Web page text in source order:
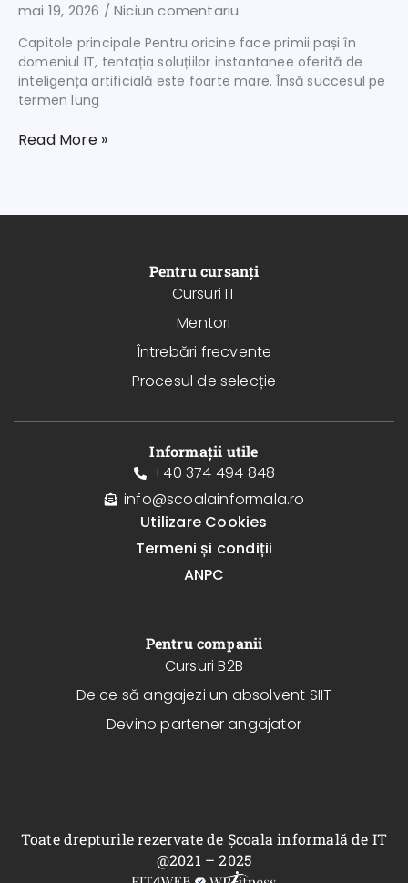
mai 19, 2026 Niciun comentariu
Capitole principale Pentru oricine face primii pași în
domeniul IT, tentația soluțiilor instantanee oferită de
inteligența artificială este foarte mare. Însă succesul pe
termen lung
Read More »
Pentru cursanți
Cursuri IT
Mentori
Întrebări frecvente
Procesul de selecție
Informații utile
+40 374 494 848
info@scoalainformala.ro
Utilizare Cookies
Termeni și condiții
ANPC
Pentru companii
Cursuri B2B
De ce să angajezi un absolvent SIIT
Devino partener angajator
Toate drepturile rezervate de Școala informală de IT
@2021 – 2025